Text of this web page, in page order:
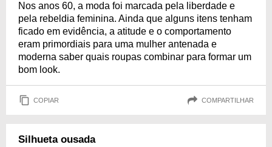
Nos anos 60, a moda foi marcada pela liberdade e
pela rebeldia feminina. Ainda que alguns itens tenham
ficado em evidência, a atitude e o comportamento
eram primordiais para uma mulher antenada e
moderna saber quais roupas combinar para formar um
bom look.
COPIAR COMPARTILHAR
Silhueta ousada